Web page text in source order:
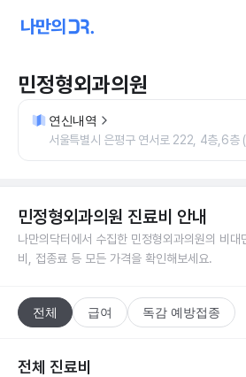
민정형외과의원
연신내역
서울특별시 은평구 연서로 222, 4층,6층
민정형외과의원 진료비 안내
나만의닥터에서 수집한 민정형외과의원의 비대
비, 접종료 등 모든 가격을 확인해보세요.
전체 급여 독감 예방접종
전체 진료비